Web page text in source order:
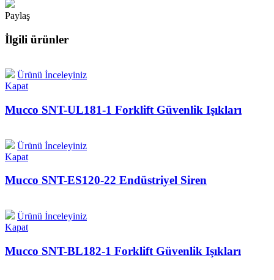
Paylaş
İlgili ürünler
Ürünü İnceleyiniz
Kapat
Mucco SNT-UL181-1 Forklift Güvenlik Işıkları
Ürünü İnceleyiniz
Kapat
Mucco SNT-ES120-22 Endüstriyel Siren
Ürünü İnceleyiniz
Kapat
Mucco SNT-BL182-1 Forklift Güvenlik Işıkları